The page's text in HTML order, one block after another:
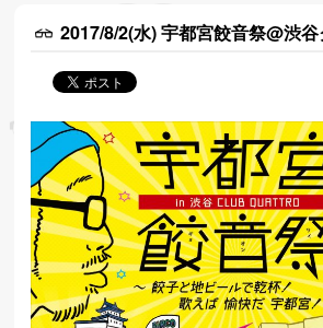
2017/8/2(水) 宇都宮餃音祭@渋